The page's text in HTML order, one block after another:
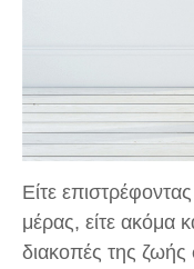
Είτε
μέρας, είτε ακόμα
διακοπές της